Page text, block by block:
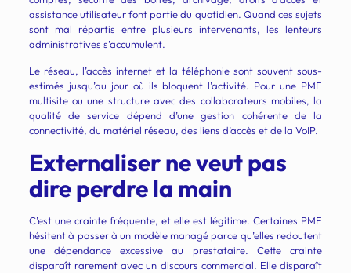
assistance utilisateur font partie du quotidien. Quand ces sujets
sont mal répartis entre plusieurs intervenants, les lenteurs
administratives s’accumulent.
Le réseau, l’accès internet et la téléphonie sont souvent sous-
estimés jusqu’au jour où ils bloquent l’activité. Pour une PME
multisite ou une structure avec des collaborateurs mobiles, la
qualité de service dépend d’une gestion cohérente de la
connectivité, du matériel réseau, des liens d’accès et de la VoIP.
Externaliser ne veut pas
dire perdre la main
C’est une crainte fréquente, et elle est légitime. Certaines PME
hésitent à passer à un modèle managé parce qu’elles redoutent
une dépendance excessive au prestataire. Cette crainte
disparaît rarement avec un discours commercial. Elle disparaît